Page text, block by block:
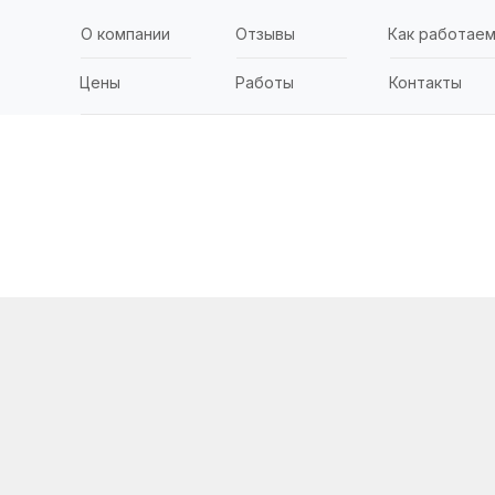
О компании Отзывы Как работаем
Работы Контакты
Цены